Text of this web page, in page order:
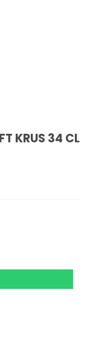
KRUS 34 CL